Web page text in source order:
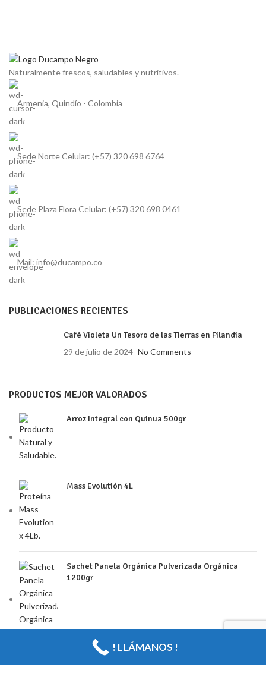
Naturalmente frescos, saludables y nutritivos.
Armenia, Quindío - Colombia
Sede Norte Celular: (+57) 320 698 6764
Sede Plaza Flora Celular: (+57) 320 698 0461
Mail: info@ducampo.co
PUBLICACIONES RECIENTES
Café Violeta Un Tesoro de las Tierras en Filandia
29 de julio de 2024 No Comments
PRODUCTOS MEJOR VALORADOS
Arroz Integral con Quinua 500gr
Mass Evolutión 4L
Sachet Panela Orgánica Pulverizada Orgánica
1200gr
! LLÁMANOS !